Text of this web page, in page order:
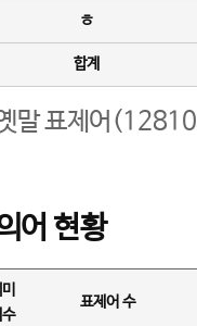
ㅎ
합계
말 표제어(12810
어 현황
표제어 수